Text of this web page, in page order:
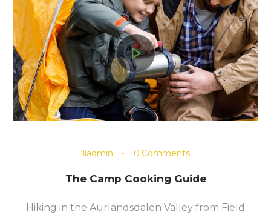
lliadmin 0 Comments
The Camp Cooking Guide
Hiking in the Aurlandsdalen Valley from Field